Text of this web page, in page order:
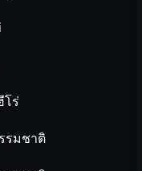
โร่
รมชาติ